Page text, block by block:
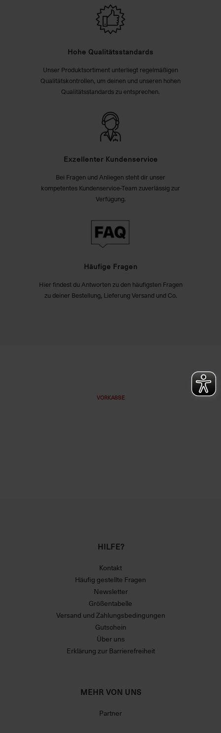
Hohe Qualitätsstandards
Unser Produktsortiment unterliegt regelmäßigen
Qualitätskontrollen, um deinen und unseren hohen
Qualitätsstandards zu entsprechen.
Exzellenter Kundenservice
Bei Fragen und Anliegen steht dir unser
kompetentes Kundenservice-Team zuverlässig zur
Verfügung.
Häufige Fragen
Hier findest du Antworten zu den häufigsten Fragen
zu deiner Bestellung, Lieferung Versand und Co.
VORKASSE
HILFE?
Kontakt
Häufig gestellte Fragen
Newsletter
Größentabelle
Versand und Zahlungsbedingungen
Gutschein
Über uns
Erklärung zur Barrierefreiheit
MEHR VON UNS
Partner